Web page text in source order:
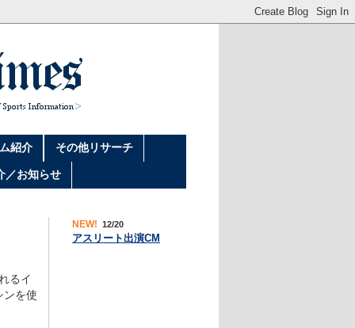
紹介 その他リサーチ
／お知らせ
るイ
ンを使
NEW! 12/20
アスリート出演CM